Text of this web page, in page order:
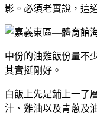
影。必須老實說，這
中份的油雞飯份量不
其實挺剛好。
白飯上先是鋪上一了
汁、雞油以及青蔥及